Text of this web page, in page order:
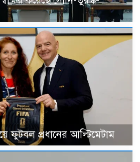
ফুটবল প্রধানের আল্টিমেটাম